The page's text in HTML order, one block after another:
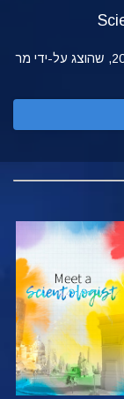
ההשקה של ערוץ ה-Scientology ב-12 במרץ 2018, שהוצג על-ידי מר